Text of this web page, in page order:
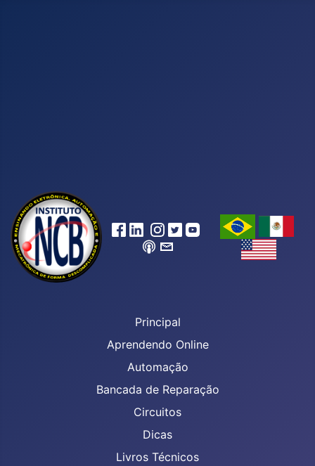
Principal
Aprendendo Online
Automação
Bancada de Reparação
Circuitos
Dicas
Livros Técnicos